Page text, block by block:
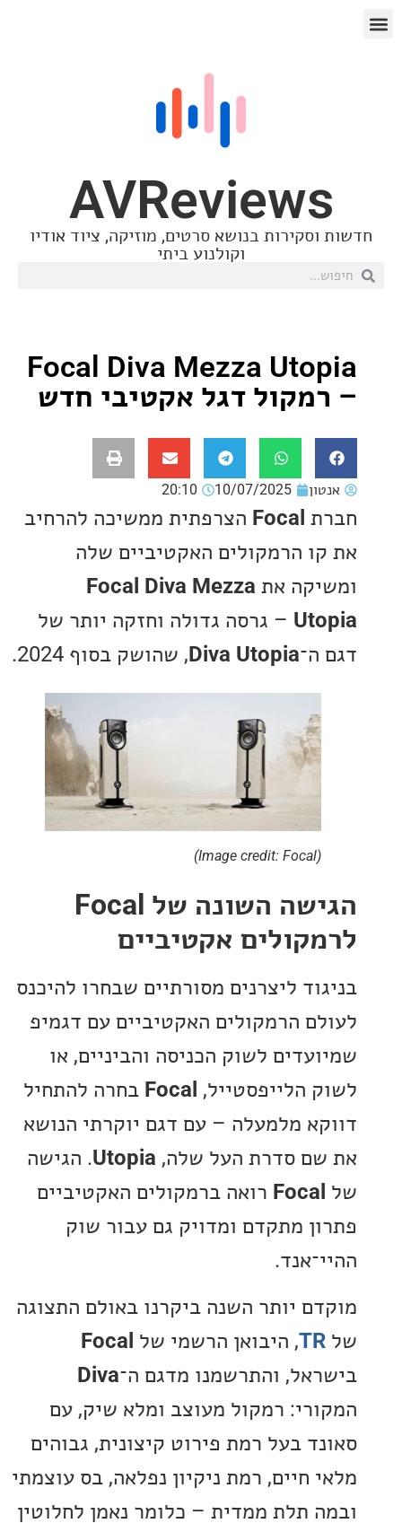
בנושא סרטים, מוזיקה, ציוד אודיו
וקולנוע ביתי
Focal Diva Mezza
דגל אקטיבי חדש
10/07/2025
20:10
Focalהצרפתית ממשיכה להרחיב
הרמקולים האקטיביים שלה
את
Focal Diva Mezza
– גרסה גדולה וחזקה יותר של
Diva Utopia, שהושק בסוף 2024.
הגישה השונה של Focal
אקטיביים
ליצרנים מסורתיים שבחרו להיכנס
הרמקולים האקטיביים עם דגמיפ
לשוק הכניסה והביניים, או
הלייפסטייל,Focalבחרה להתחיל
מלמעלה – עם דגם יוקרתי הנושא
סדרת העל שלה,Utopia. הגישה
רואה ברמקולים האקטיביים
מתקדם ומדויק גם עבור שוק
יותר השנה ביקרנו באולם התצוגה
, היבואן הרשמי שלFocal
והתרשמנו מדגם ה־Diva
רמקול מעוצב ומלא שיק, עם
בעל רמת פירוט קיצונית, גבוהים
חיים, רמת ניקיון נפלאה, בס עוצמתי
תלת ממדית – כלומר נאמן לחלוטין